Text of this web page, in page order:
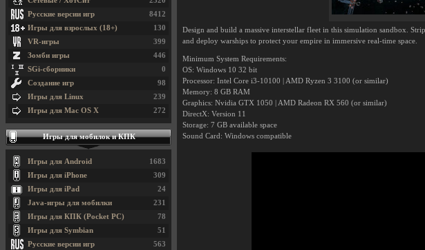
Design and build a massive interstellar fleet in this simulation sandbox.
and deploy warships to protect your empire in immersive real-time space.
Minimum System Requirements:
OS: Windows 10 32 bit
Processor: Intel Core i3-10100 | AMD Ryzen 3 3100 (or similar)
Memory: 8 GB RAM
Graphics: Nvidia GTX 1050 | AMD Radeon RX 560 (or similar)
DirectX: Version 11
Storage: 7 GB available space
Sound Card: Windows compatible
8412
Русские версии игр
130
Игры для взрослых (18+)
399
VR-игры
446
Зомби игры
0
SGi-сборники
98
Создание игр
239
Игры для Linux
272
Игры для Mac OS X
Игры для мобилок и КПК
1683
Игры для Android
309
Игры для iPhone
24
Игры для iPad
231
Java-игры для мобилки
78
Игры для КПК (Pocket PC)
51
Игры для Symbian
563
Русские версии игр